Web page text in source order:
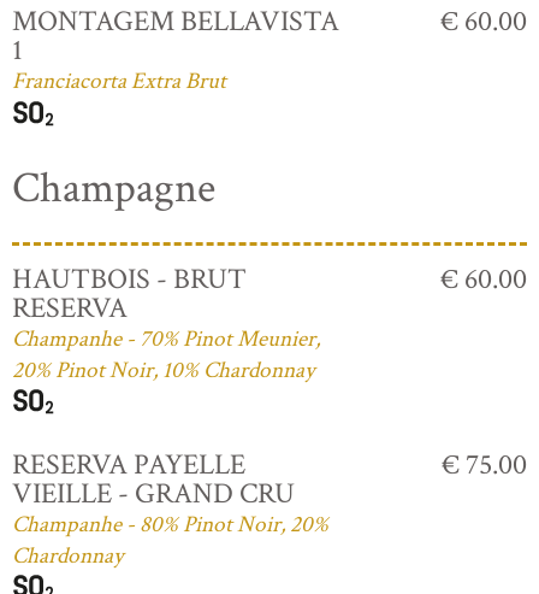
MONTAGEM BELLAVISTA
1
Franciacorta Extra Brut
€ 60.00
Champagne
HAUTBOIS - BRUT
RESERVA
Champanhe - 70% Pinot Meunier,
20% Pinot Noir, 10% Chardonnay
€ 60.00
RESERVA PAYELLE
VIEILLE - GRAND CRU
Champanhe - 80% Pinot Noir, 20%
Chardonnay
€ 75.00